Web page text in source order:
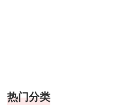
热门分类